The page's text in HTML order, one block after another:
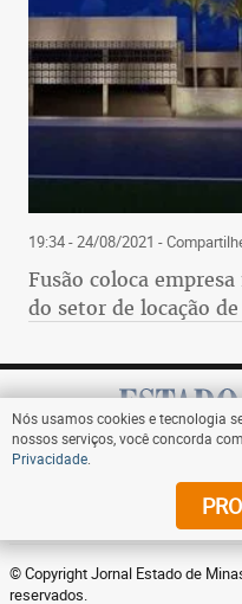
19:34 - 24/08/2021 -
Fusão coloca
do setor de locação
© Copyright Jornal Estado de
reservados.
Nós usamos cookies e tecnologia
nossos serviços, você concorda
Privacidade